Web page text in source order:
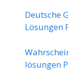
Deutsche
Lösungen
lösungen